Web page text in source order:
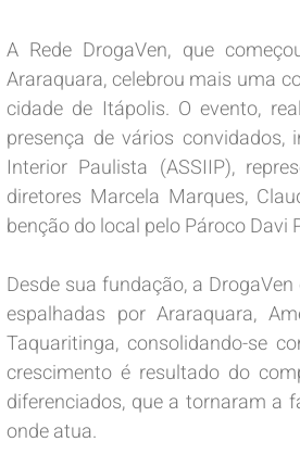
A Rede DrogaVen, que
Araraquara, celebrou mais uma
cidade de Itápolis. O evento,
presença de vários
Interior Paulista (ASSIIP),
diretores Marcela Marques,
benção do local pelo Pároco
Desde sua fundação, a
espalhadas por Araraquara,
Taquaritinga, consolidando-se
crescimento é resultado do
diferenciados, que a tornaram a
onde atua.